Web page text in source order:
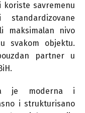
koriste savremenu
maksimalan nivo
svakom objektu.
partner u
je moderna i
i strukturisano